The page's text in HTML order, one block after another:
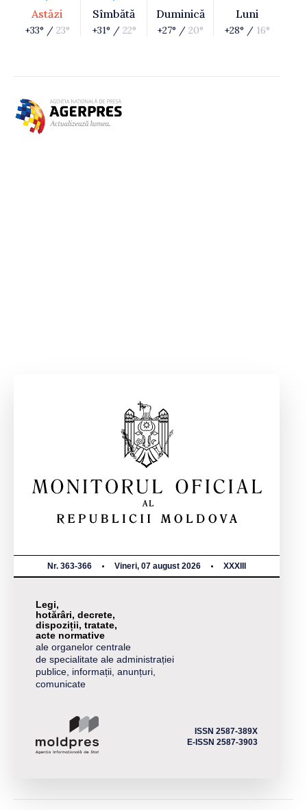
Astăzi
+33° / 23°
Sîmbătă
+31° / 22°
Duminică
+27° / 20°
Luni
+28° / 16°
Nr. 363-366 Vineri, 07 august 2026 XXXIII
Legi,
hotărâri, decrete,
dispoziții, tratate,
acte normative
ale organelor centrale
de specialitate ale administrației
publice, informații, anunțuri,
comunicate
ISSN 2587-389X
E-ISSN 2587-3903